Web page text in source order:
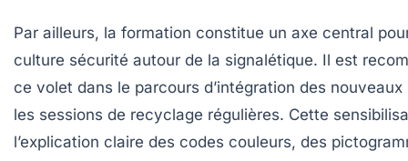
Par ailleurs, la formation constitue un axe central
culture sécurité autour de la signalétique. Il est
ce volet dans le parcours d’intégration des
les sessions de recyclage régulières. Cette
l’explication claire des codes couleurs, des